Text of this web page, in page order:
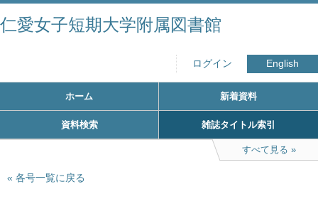
仁愛女子短期大学附属図書館
ログイン English
ホーム 新着資料
資料検索 雑誌タイトル索引
すべて見る
各号一覧に戻る